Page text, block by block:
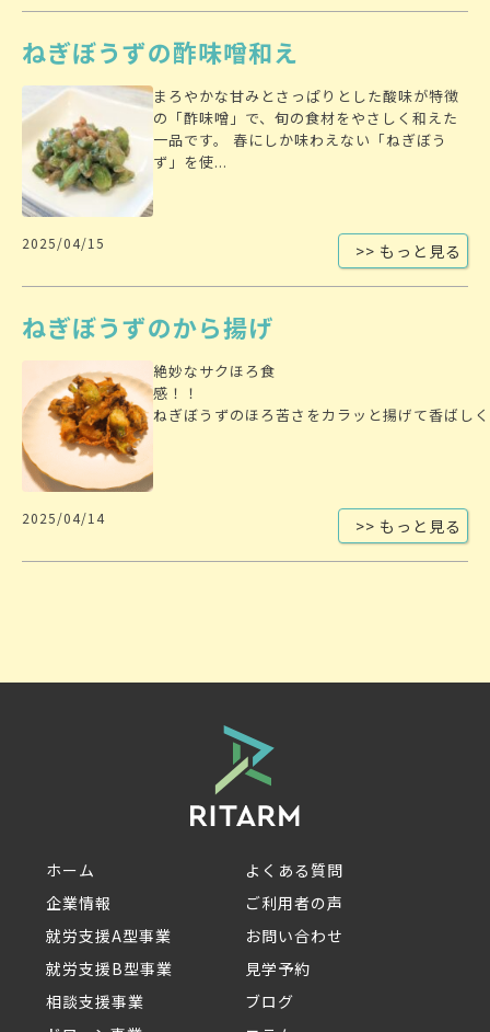
ねぎぼうずの酢味噌和え
まろやかな甘みとさっぱりとした酸味が特徴
の「酢味噌」で、旬の食材をやさしく和えた
一品です。 春にしか味わえない「ねぎぼう
ず」を使...
2025/04/15 >> もっと見る
ねぎぼうずのから揚げ
絶妙なサクほろ食
感！
ねぎぼうずのほろ苦さをカラッと揚げて香ばし
2025/04/14 >> もっと見る
ホーム
企業情報
就労支援A型事業
就労支援B型事業
相談支援事業
よくある質問
ご利用者の声
お問い合わせ
見学予約
ブログ